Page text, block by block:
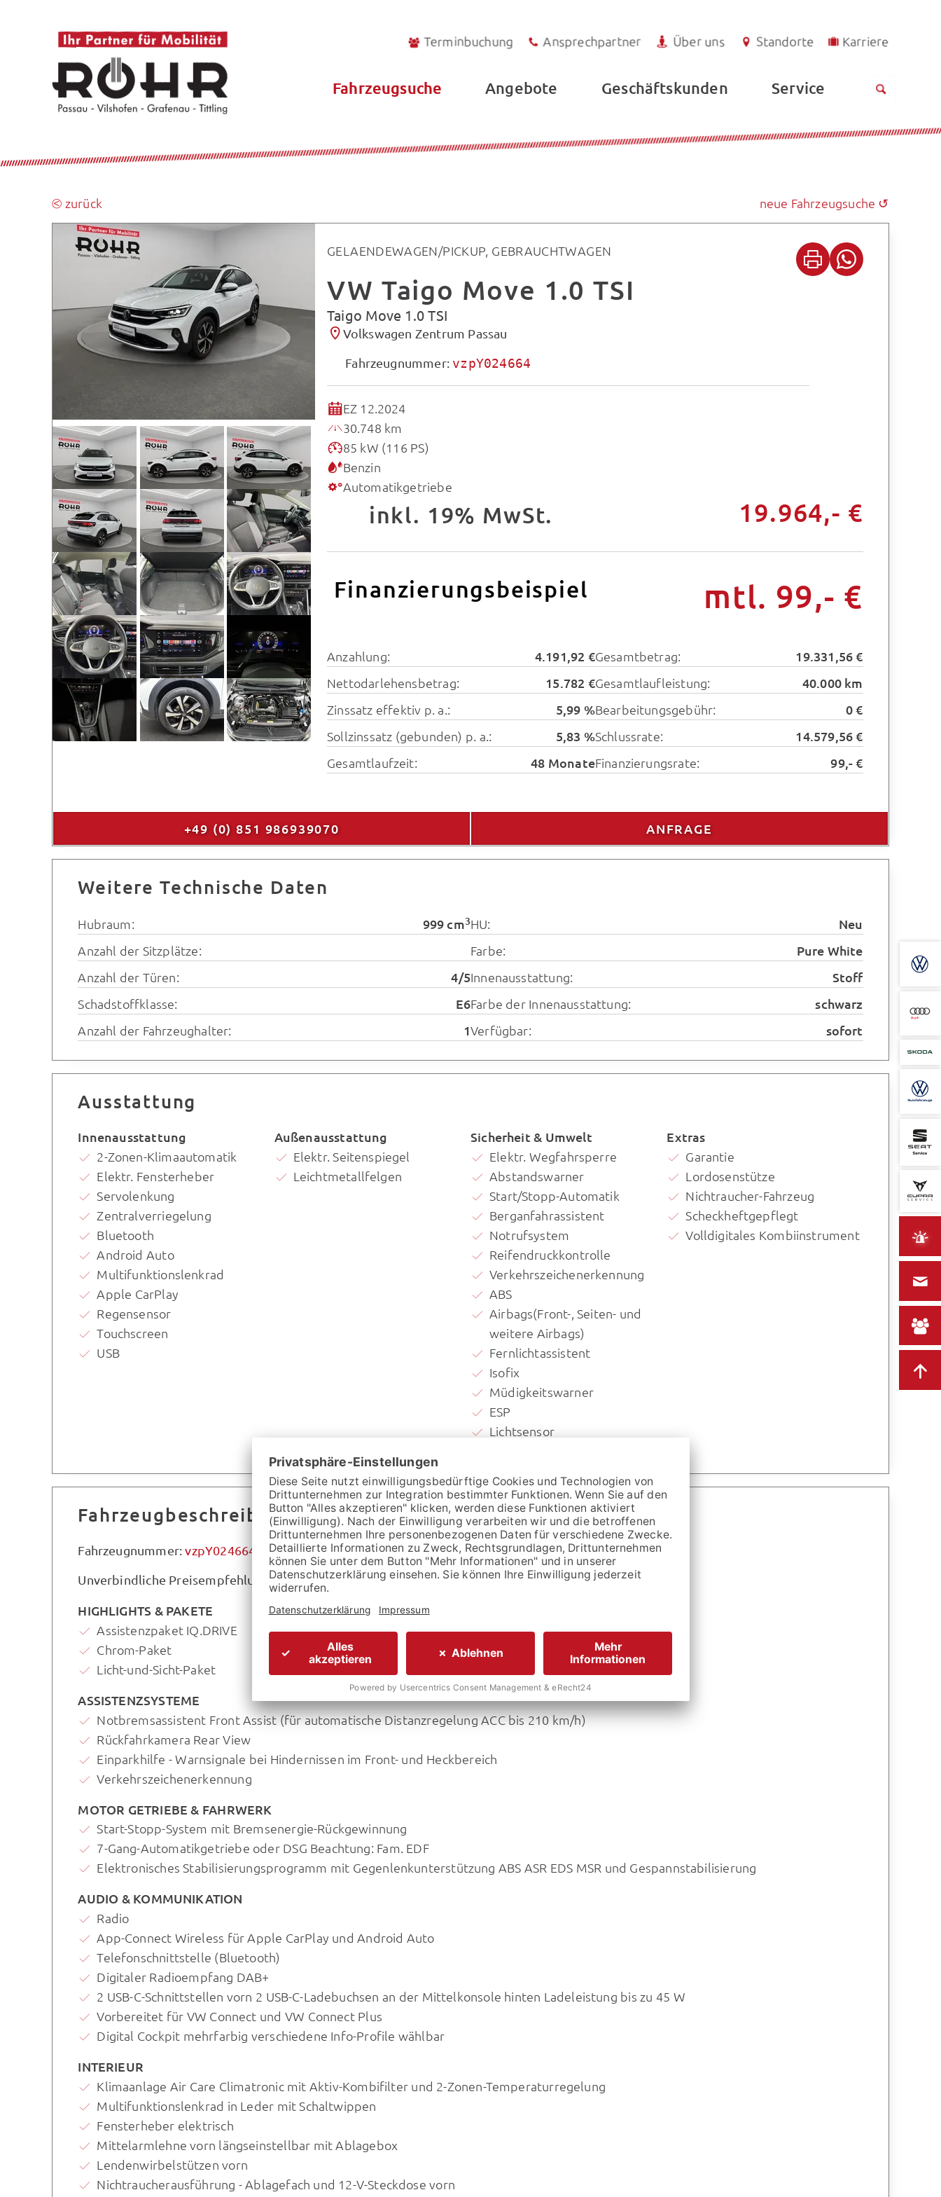
Terminbuchung Ansprechpartner Über uns Standorte Karriere
Fahrzeugsuche Angebote Geschäftskunden Service
⧀ zurück neue Fahrzeugsuche ↺
GELAENDEWAGEN/PICKUP, GEBRAUCHTWAGEN
VW Taigo Move 1.0 TSI
Taigo Move 1.0 TSI
Volkswagen Zentrum Passau
Fahrzeugnummer: vzpY024664
EZ 12.2024
30.748 km
85 kW (116 PS)
Benzin
Automatikgetriebe
inkl. 19% MwSt. 19.964,- €
Finanzierungsbeispiel mtl. 99,- €
Anzahlung:
4.191,92 €
Nettodarlehensbetrag:
15.782 €
Zinssatz effektiv p. a.:
5,99 %
Sollzinssatz (gebunden) p. a.:
5,83 %
Gesamtlaufzeit:
48 Monate
Gesamtbetrag:
19.331,56 €
Gesamtlaufleistung:
40.000 km
Bearbeitungsgebühr:
0 €
Schlussrate:
14.579,56 €
Finanzierungsrate:
99,- €
+49 (0) 851 986939070 ANFRAGE
Weitere Technische Daten
Hubraum: 999 cm3
Anzahl der Sitzplätze:
Anzahl der Türen:
4/5
Schadstoffklasse:
E6
Anzahl der Fahrzeughalter:
1
HU:
Neu
Farbe:
Pure White
Innenausstattung:
Stoff
Farbe der Innenausstattung:
schwarz
Verfügbar:
sofort
Ausstattung
Innenausstattung
2-Zonen-Klimaautomatik
Elektr. Fensterheber
Servolenkung
Zentralverriegelung
Bluetooth
Android Auto
Multifunktionslenkrad
Apple CarPlay
Regensensor
Touchscreen
USB
Außenausstattung
Elektr. Seitenspiegel
Leichtmetallfelgen
Sicherheit & Umwelt
Elektr. Wegfahrsperre
Abstandswarner
Start/Stopp-Automatik
Berganfahrassistent
Notrufsystem
Reifendruckkontrolle
Verkehrszeichenerkennung
ABS
Airbags(Front-, Seiten- und
weitere Airbags)
Fernlichtassistent
Isofix
Müdigkeitswarner
ESP
Lichtsensor
Extras
Garantie
Lordosenstütze
Nichtraucher-Fahrzeug
Scheckheftgepflegt
Volldigitales Kombiinstrument
Fahrzeugbeschreibung
Fahrzeugnummer:vzpY024664
Unverbindliche Preisempfehlung des Herstellers: 33.819,- €
HIGHLIGHTS & PAKETE
Assistenzpaket IQ.DRIVE
Chrom-Paket
Licht-und-Sicht-Paket
ASSISTENZSYSTEME
Notbremsassistent Front Assist (für automatische Distanzregelung ACC bis 210 km/h)
Rückfahrkamera Rear View
Einparkhilfe - Warnsignale bei Hindernissen im Front- und Heckbereich
Verkehrszeichenerkennung
MOTOR GETRIEBE & FAHRWERK
Start-Stopp-System mit Bremsenergie-Rückgewinnung
7-Gang-Automatikgetriebe oder DSG Beachtung: Fam. EDF
Elektronisches Stabilisierungsprogramm mit Gegenlenkunterstützung ABS ASR EDS MSR und Gespannstabilisierung
AUDIO & KOMMUNIKATION
Radio
App-Connect Wireless für Apple CarPlay und Android Auto
Telefonschnittstelle (Bluetooth)
Digitaler Radioempfang DAB+
2 USB-C-Schnittstellen vorn 2 USB-C-Ladebuchsen an der Mittelkonsole hinten Ladeleistung bis zu 45 W
Vorbereitet für VW Connect und VW Connect Plus
Digital Cockpit mehrfarbig verschiedene Info-Profile wählbar
INTERIEUR
Klimaanlage Air Care Climatronic mit Aktiv-Kombifilter und 2-Zonen-Temperaturregelung
Multifunktionslenkrad in Leder mit Schaltwippen
Fensterheber elektrisch
Mittelarmlehne vorn längseinstellbar mit Ablagebox
Lendenwirbelstützen vorn
Nichtraucherausführung - Ablagefach und 12-V-Steckdose vorn